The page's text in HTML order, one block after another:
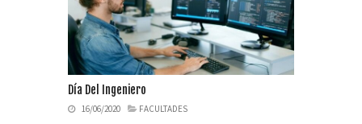
Día Del Ingeniero
16/06/2020 FACULTADES